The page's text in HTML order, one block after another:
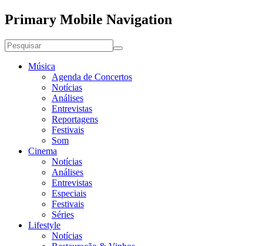
Primary Mobile Navigation
Música
Agenda de Concertos
Notícias
Análises
Entrevistas
Reportagens
Festivais
Som
Cinema
Notícias
Análises
Entrevistas
Especiais
Festivais
Séries
Lifestyle
Notícias